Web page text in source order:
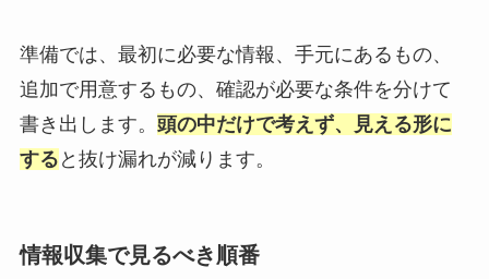
準備では、最初に必要な情報、手元にあるもの、
追加で用意するもの、確認が必要な条件を分けて
書き出します。 頭の中だけで考えず、見える形に
する と抜け漏れが減ります。
情報収集で見るべき順番